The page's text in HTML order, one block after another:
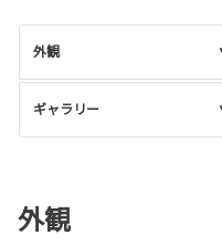
外観
ギャラリー
外観